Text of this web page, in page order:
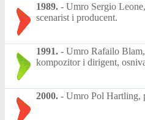
1989. - Umro Sergio
scenarist i producent.
1991. - Umro Rafailo
kompozitor i dirigent,
2000. - Umro Pol Hartling,